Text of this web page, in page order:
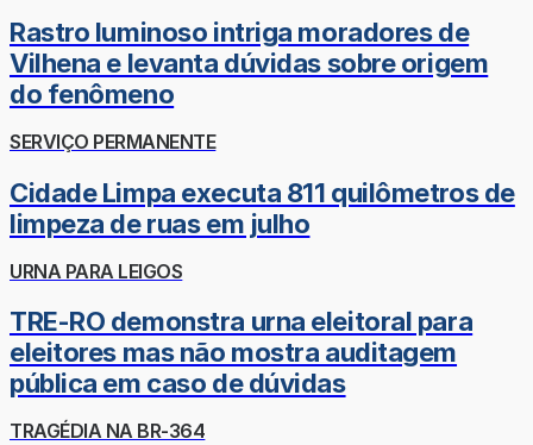
Rastro luminoso intriga moradores de
Vilhena e levanta dúvidas sobre origem
do fenômeno
SERVIÇO PERMANENTE
Cidade Limpa executa 811 quilômetros de
limpeza de ruas em julho
URNA PARA LEIGOS
TRE-RO demonstra urna eleitoral para
eleitores mas não mostra auditagem
pública em caso de dúvidas
TRAGÉDIA NA BR-364